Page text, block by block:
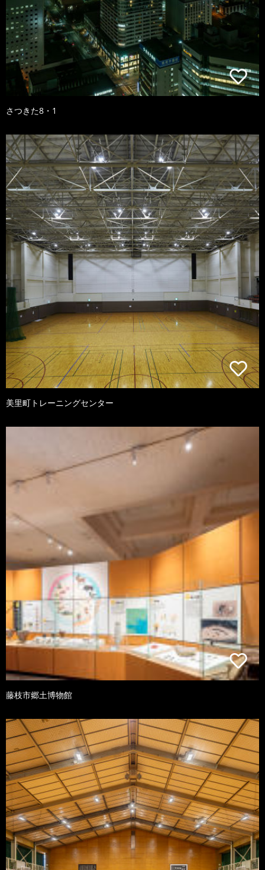
さつきた8・1
美里町トレーニングセンター
藤枝市郷土博物館